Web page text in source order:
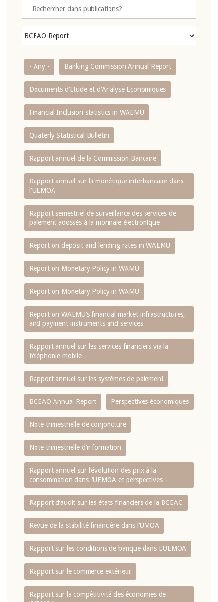
- Any - Banking Commission Annual Report
Documents d’Etude et d’Analyse Economiques
Financial Inclusion statistics in WAEMU
Quaterly Statistical Bulletin
Rapport annuel de la Commission Bancaire
Rapport annuel sur la monétique interbancaire dans
l'UEMOA
Rapport semestriel de surveillance des services de
paiement adossés à la monnaie électronique
Report on deposit and lending rates in WAEMU
Report on Monetary Policy in WAMU
Report on Monetary Policy in WAMU
Report on WAEMU’s financial market infrastructures,
and payment instruments and services
Rapport annuel sur les services financiers via la
téléphonie mobile
Rapport annuel sur les systèmes de paiement
BCEAO Annual Report Perspectives économiques
Note trimestrielle de conjoncture
Note trimestrielle d‘information
Rapport annuel sur l‘évolution des prix à la
consommation dans l‘UEMOA et perspectives
Rapport d‘audit sur les états financiers de la BCEAO
Revue de la stabilité financière dans l‘UMOA
Rapport sur les conditions de banque dans L‘UEMOA
Rapport sur le commerce extérieur
Rapport sur la compétitivité des économies de